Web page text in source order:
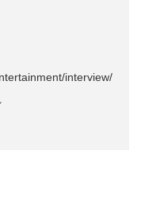
interview/